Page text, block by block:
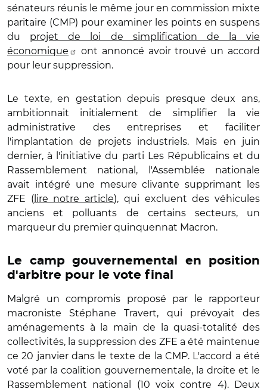
sénateurs réunis le même jour en commission mixte
paritaire (CMP) pour examiner les points en suspens
du projet de loi de simplification de la vie
économique
ont annoncé avoir trouvé un accord
pour leur suppression.
Le texte, en gestation depuis presque deux ans,
ambitionnait initialement de simplifier la vie
administrative des entreprises et faciliter
l'implantation de projets industriels.
Mais en juin
dernier, à l'initiative du parti Les Républicains et du
Rassemblement national, l'Assemblée nationale
avait intégré une mesure clivante supprimant les
ZFE (lire notre article), qui excluent des véhicules
anciens et polluants de certains secteurs, un
marqueur du premier quinquennat Macron.
Le camp gouvernemental en position
d'arbitre pour le vote final
Malgré un compromis proposé par le rapporteur
macroniste Stéphane Travert, qui prévoyait des
aménagements à la main de la quasi-totalité des
collectivités, la suppression des ZFE a été maintenue
ce 20 janvier dans le texte de la CMP. L'accord a été
voté par la coalition gouvernementale, la droite et le
Rassemblement national (10 voix contre 4). Deux